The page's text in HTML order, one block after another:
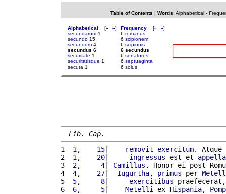
Table of Contents | Words: Alphabetical-
Alphabetical [« »]
secundarum 1
secundo 15
secundum 4
secundus 6
securitate 1
securitatisque 1
secuta 1
Frequency [« »]
6 romanus
6 scipionem
6 scipionis
6 secundus
6 senatores
6 septuaginta
6 solus
Lib. Cap.
1
1,    15| removit exercitum.
2
1,    20| ingressus est et
3
2,     4| Camillus . Honor ei post
4
4,    27| Iugurtha, primus per
5
5,     8| exercitibus
6
6,     5| Metelli ex Hispania,